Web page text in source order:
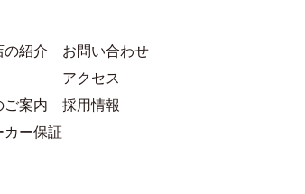
の紹介
ご案内
カー保証
お問い合わせ
アクセス
採用情報